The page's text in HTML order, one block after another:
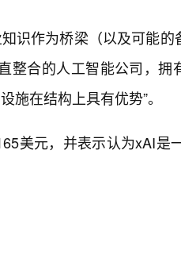
识作为桥梁（以及可能的
整合的人工智能公司，拥
施在结构上具有优势”。
美元，并表示认为xAI是